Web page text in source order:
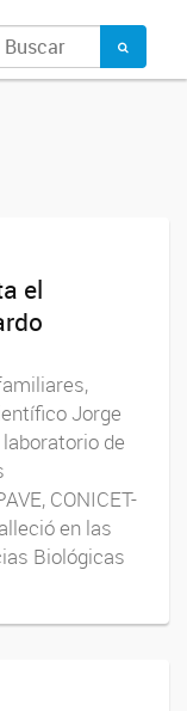
el
Jorge
de
CONICET-
en las
Biológicas